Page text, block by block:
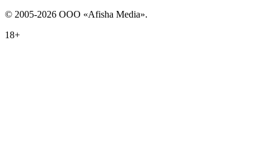
© 2005-2026 ООО «Afisha Media».
18+